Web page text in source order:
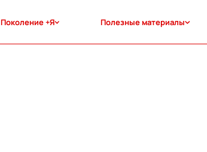
Поколение +Я Полезные материалы